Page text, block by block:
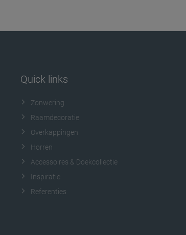
Quick links
Zonwering
Raamdecoratie
Overkappingen
Horren
Accessoires & Doekcollectie
Inspiratie
Referenties